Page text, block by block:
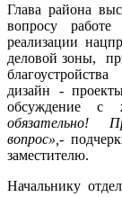
Глава района
вопросу
реализации
деловой зоны,
дизайн -
обсуждение с
обязательно!
вопрос»,-
заместителю.
Начальнику